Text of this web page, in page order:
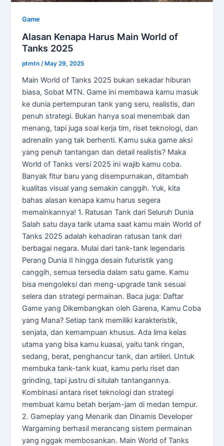
Game
Alasan Kenapa Harus Main World of
Tanks 2025
ptmtn/ May 29, 2025
Main World of Tanks 2025 bukan sekadar hiburan
biasa, Sobat MTN. Game ini membawa kamu masuk
ke dunia pertempuran tank yang seru, realistis, dan
penuh strategi. Bukan hanya soal menembak dan
menang, tapi juga soal kerja tim, riset teknologi, dan
adrenalin yang tak berhenti. Kamu suka game aksi
yang penuh tantangan dan detail realistis? Maka
World of Tanks versi 2025 ini wajib kamu coba.
Banyak fitur baru yang disempurnakan, ditambah
kualitas visual yang semakin canggih. Yuk, kita
bahas alasan kenapa kamu harus segera
memainkannya! 1. Ratusan Tank dari Seluruh Dunia
Salah satu daya tarik utama saat kamu main World of
Tanks 2025 adalah kehadiran ratusan tank dari
berbagai negara. Mulai dari tank-tank legendaris
Perang Dunia II hingga desain futuristik yang
canggih, semua tersedia dalam satu game. Kamu
bisa mengoleksi dan meng-upgrade tank sesuai
selera dan strategi permainan. Baca juga: Daftar
Game yang Dikembangkan oleh Garena, Kamu Coba
yang Mana? Setiap tank memiliki karakteristik,
senjata, dan kemampuan khusus. Ada lima kelas
utama yang bisa kamu kuasai, yaitu tank ringan,
sedang, berat, penghancur tank, dan artileri. Untuk
membuka tank-tank kuat, kamu perlu riset dan
grinding, tapi justru di situlah tantangannya.
Kombinasi antara riset teknologi dan strategi
membuat kamu betah berjam-jam di medan tempur.
2. Gameplay yang Menarik dan Dinamis Developer
Wargaming berhasil merancang sistem permainan
yang nggak membosankan. Main World of Tanks